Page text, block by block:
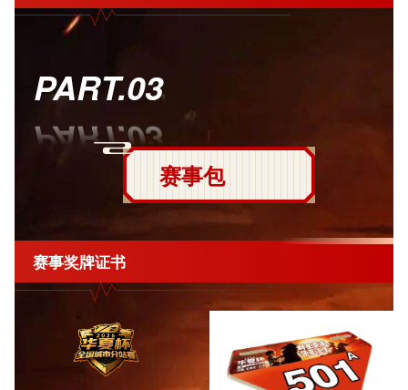
PART.03
赛事包
赛事奖牌证书